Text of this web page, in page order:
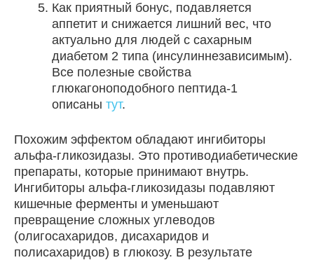
Как приятный бонус, подавляется
аппетит и снижается лишний вес, что
актуально для людей с сахарным
диабетом 2 типа (инсулиннезависимым).
Все полезные свойства
глюкагоноподобного пептида-1
описаны тут.
Похожим эффектом обладают ингибиторы
альфа-гликозидазы. Это противодиабетические
препараты, которые принимают внутрь.
Ингибиторы альфа-гликозидазы подавляют
кишечные ферменты и уменьшают
превращение сложных углеводов
(олигосахаридов, дисахаридов и
полисахаридов) в глюкозу. В результате